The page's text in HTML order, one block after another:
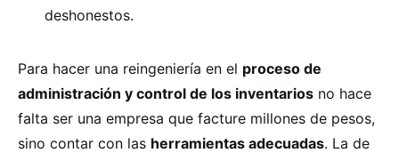
deshonestos.
Para hacer una reingeniería en el proceso de
administración y control de los inventarios no hace
falta ser una empresa que facture millones de pesos,
sino contar con las herramientas adecuadas. La de